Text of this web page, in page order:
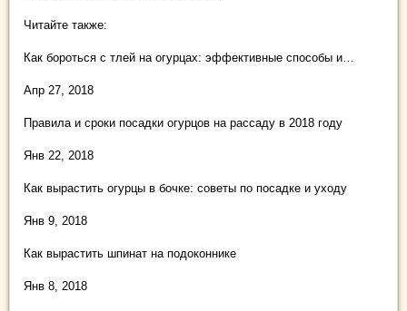
Читайте также:
Как бороться с тлей на огурцах: эффективные способы и…
Апр 27, 2018
Правила и сроки посадки огурцов на рассаду в 2018 году
Янв 22, 2018
Как вырастить огурцы в бочке: советы по посадке и уходу
Янв 9, 2018
Как вырастить шпинат на подоконнике
Янв 8, 2018